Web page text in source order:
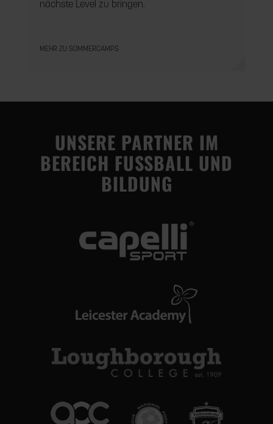
nächste Level zu bringen.
MEHR ZU SOMMERCAMPS
UNSERE PARTNER IM
BEREICH FUSSBALL UND
BILDUNG